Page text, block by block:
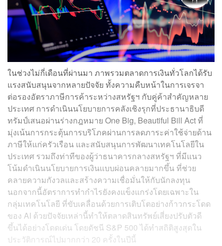
ในช่วงไม่กี่เดือนที่ผ่านมา ภาพรวมตลาดการเงินทั่วโลกได้รับ
แรงสนับสนุนจากหลายปัจจัย ทั้งความคืบหน้าในการเจรจา
ต่อรองอัตราภาษีการค้าระหว่างสหรัฐฯ กับคู่ค้าสำคัญหลาย
ประเทศ การดำเนินนโยบายการคลังเชิงรุกที่ประธานาธิบดี
ทรัมป์เสนอผ่านร่างกฎหมาย One Big, Beautiful Bill Act ที่
มุ่งเน้นการกระตุ้นการบริโภคผ่านการลดภาระค่าใช้จ่ายด้าน
ภาษีให้แก่ครัวเรือน และสนับสนุนการพัฒนาเทคโนโลยีใน
ประเทศ รวมถึงท่าทีของผู้ว่าธนาคารกลางสหรัฐฯ ที่มีแนว
โน้มดำเนินนโยบายการเงินแบบผ่อนคลายมากขึ้น ที่ช่วย
คลายความกังวลและสร้างความเชื่อมั่นให้กับนักลงทุน
นอกจากนี้อัตราการทำกำไรยังคงแข็งแกร่งโดยเฉพาะใน
กลุ่มเทคโนโลยี ที่ขับเคลื่อนด้วยการเติบโตอย่างก้าวกระโดด
ของ AI ด้วยปัจจัยเหล่านี้ทำให้ตลาดสินทรัพย์เสี่ยงปรับตัวดี
ขึ้นได้อย่างโดดเด่น โดยดัชนี S&P 500 ได้ทำสถิติสูงสุดใน
ประวัติการณ์ไปมากกว่า 20 ครั้งในปีนี้